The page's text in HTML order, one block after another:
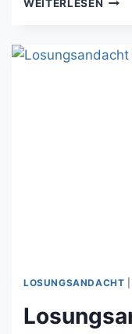
WEITERLESEN
LOSUNGSANDACHT